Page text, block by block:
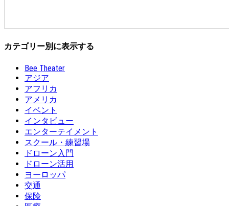
カテゴリー別に表示する
Bee Theater
アジア
アフリカ
アメリカ
イベント
インタビュー
エンターテイメント
スクール・練習場
ドローン入門
ドローン活用
ヨーロッパ
交通
保険